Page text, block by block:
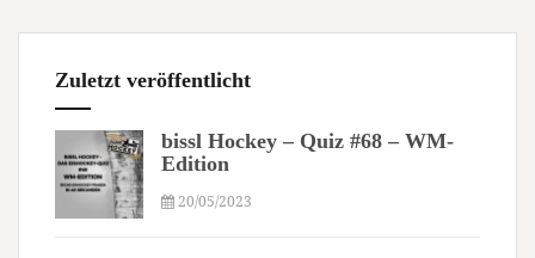
Zuletzt veröffentlicht
bissl Hockey – Quiz #68 – WM-
Edition
20/05/2023